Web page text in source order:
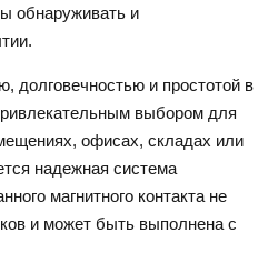
обнаруживать и
долговечностью и простотой в
выбором для
офисах, складах или
надежная система
магнитного контакта не
и может быть выполнена с